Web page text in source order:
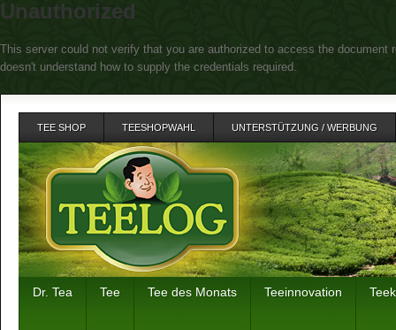
Unauthorized
This server could not verify that you are authorized to access the
doesn't understand how to supply the credentials required.
TEE SHOP TEESHOPWAHL UNTERSTÜTZUNG / WERBUNG
Dr. Tea Tee Tee des Monats Teeinnovation